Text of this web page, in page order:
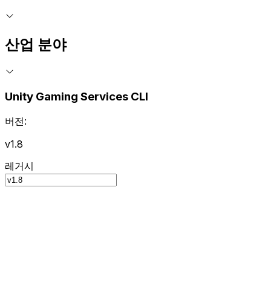
산업 분야
Unity Gaming Services CLI
버전:
v1.8
레거시